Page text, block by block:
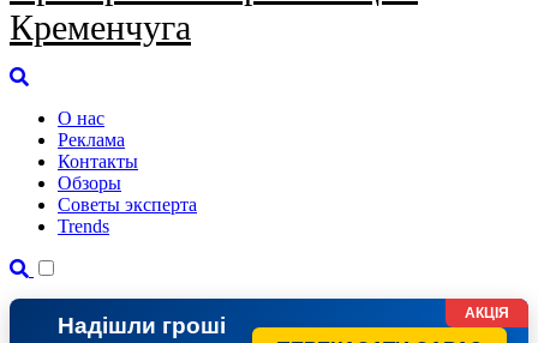
Кременчуга
О нас
Реклама
Контакты
Обзоры
Советы эксперта
Trends
Надішли гроші
АКЦІЯ